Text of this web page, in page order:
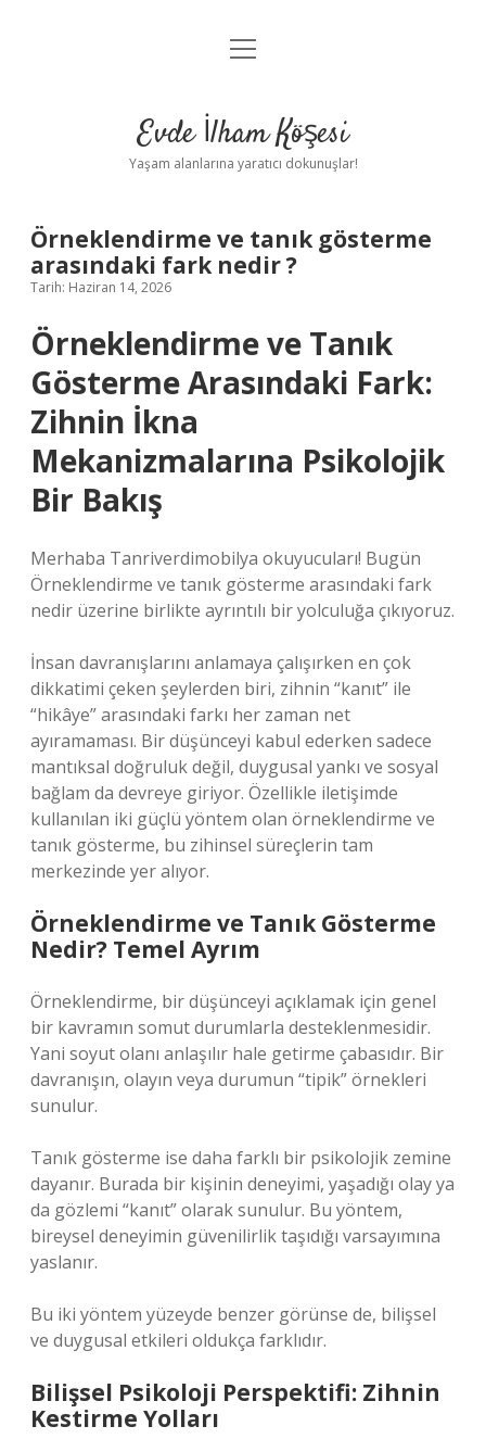
Anasayfa
Yasal Uyarı
menüyü
Evde İlham Köşesi
Yaşam alanlarına yaratıcı dokunuşlar!
Örneklendirme ve tanık gösterme
arasındaki fark nedir ?
Tarih: Haziran 14, 2026
Örneklendirme ve Tanık
Gösterme Arasındaki Fark:
Zihnin İkna
Mekanizmalarına Psikolojik
Bir Bakış
Merhaba Tanriverdimobilya okuyucuları! Bugün
Örneklendirme ve tanık gösterme arasındaki fark
nedir üzerine birlikte ayrıntılı bir yolculuğa çıkıyoruz.
İnsan davranışlarını anlamaya çalışırken en çok
dikkatimi çeken şeylerden biri, zihnin “kanıt” ile
“hikâye” arasındaki farkı her zaman net
ayıramaması. Bir düşünceyi kabul ederken sadece
mantıksal doğruluk değil, duygusal yankı ve sosyal
bağlam da devreye giriyor. Özellikle iletişimde
kullanılan iki güçlü yöntem olan örneklendirme ve
tanık gösterme, bu zihinsel süreçlerin tam
merkezinde yer alıyor.
Örneklendirme ve Tanık Gösterme
Nedir? Temel Ayrım
Örneklendirme, bir düşünceyi açıklamak için genel
bir kavramın somut durumlarla desteklenmesidir.
Yani soyut olanı anlaşılır hale getirme çabasıdır. Bir
davranışın, olayın veya durumun “tipik” örnekleri
sunulur.
Tanık gösterme ise daha farklı bir psikolojik zemine
dayanır. Burada bir kişinin deneyimi, yaşadığı olay ya
da gözlemi “kanıt” olarak sunulur. Bu yöntem,
bireysel deneyimin güvenilirlik taşıdığı varsayımına
yaslanır.
Bu iki yöntem yüzeyde benzer görünse de, bilişsel
ve duygusal etkileri oldukça farklıdır.
Bilişsel Psikoloji Perspektifi: Zihnin
Kestirme Yolları